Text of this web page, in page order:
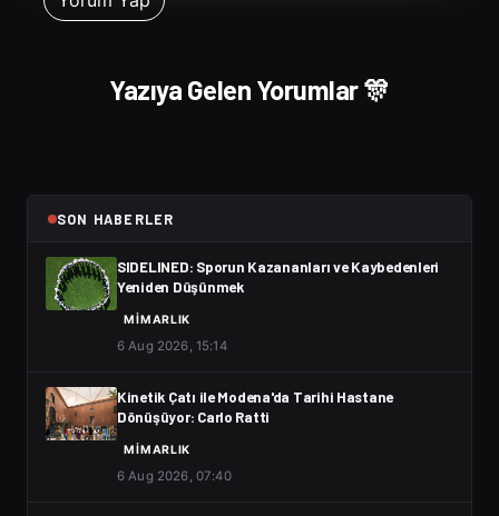
Yazıya Gelen Yorumlar 🎊
SON HABERLER
SIDELINED: Sporun Kazananları ve Kaybedenleri
Yeniden Düşünmek
MIMARLIK
6 Aug 2026, 15:14
Kinetik Çatı ile Modena'da Tarihi Hastane
Dönüşüyor: Carlo Ratti
MIMARLIK
6 Aug 2026, 07:40